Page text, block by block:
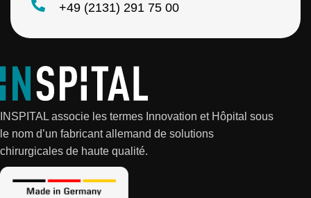
+49 (2131) 291 75 00
INSPITAL associe les termes Innovation et Hôpital sous
le nom d’un fabricant allemand de solutions
chirurgicales de haute qualité.